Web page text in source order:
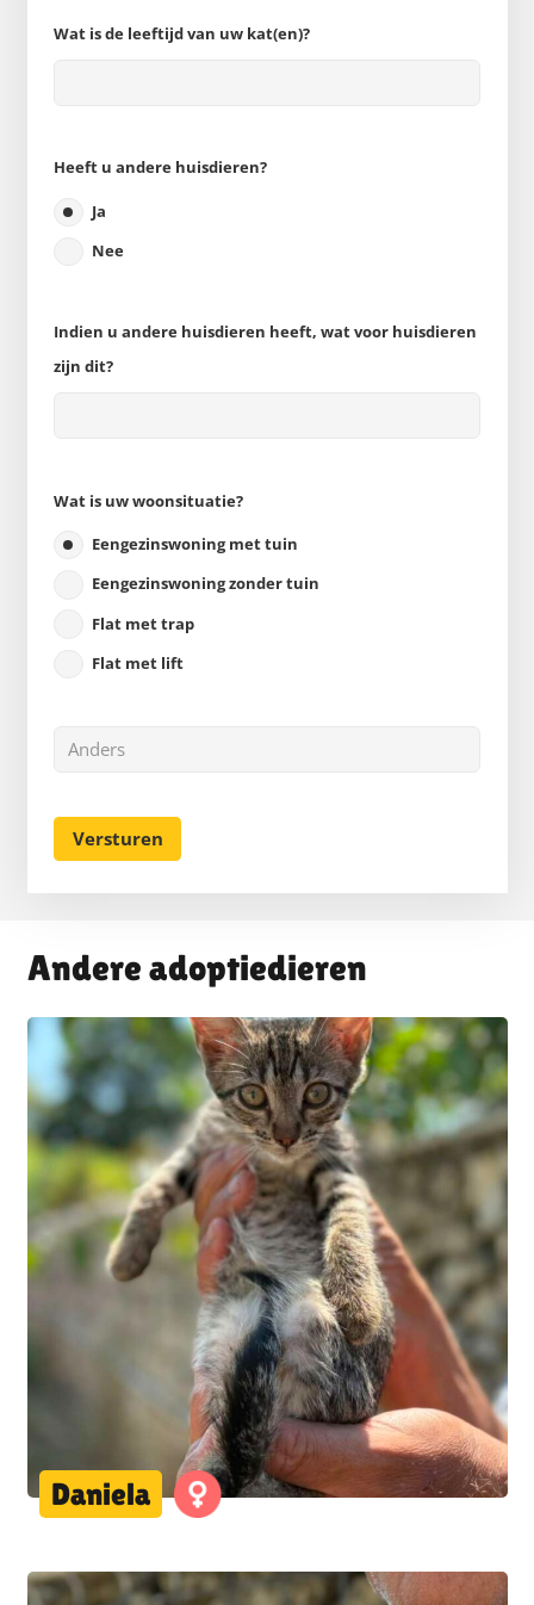
Wat is de leeftijd van uw kat(en)?
Heeft u andere huisdieren?
Ja
Nee
Indien u andere huisdieren heeft, wat voor huisdieren
zijn dit?
Wat is uw woonsituatie?
Eengezinswoning met tuin
Eengezinswoning zonder tuin
Flat met trap
Flat met lift
Andere adoptiedieren
Daniela